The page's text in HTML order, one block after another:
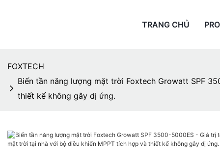
TRANG CHỦ
FOXTECH
Biến tần năng lượng mặt trời Foxtech Growatt SPF
thiết kế không gây dị ứng.